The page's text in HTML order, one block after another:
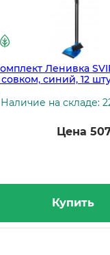
Ленивка SVIP,
совком, синий, 12
Наличие на складе:
Цена
Купить